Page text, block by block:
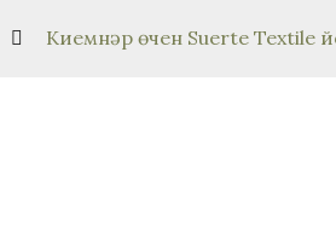
Киемнәр өчен Suerte Textile